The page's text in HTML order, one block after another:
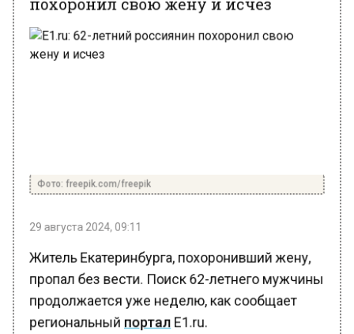
Житель Екатеринбурга, похоронивший жену,
пропал без вести. Поиск 62-летнего мужчины
продолжается уже неделю, как сообщает
региональный
Е1.ru.